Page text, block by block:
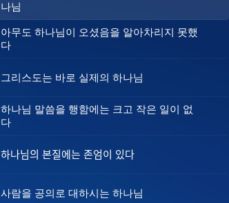
나님
아무도 하나님이 오셨음을 알아차리지 못했
다
그리스도는 바로 실제의 하나님
하나님 말씀을 행함에는 크고 작은 일이 없
다
하나님의 본질에는 존엄이 있다
사람을 공의로 대하시는 하나님